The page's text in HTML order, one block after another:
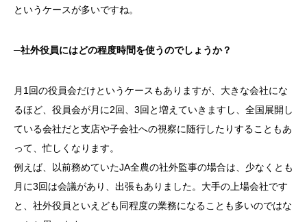
というケースが多いですね。
─社外役員にはどの程度時間を使うのでしょうか？
月 1 回の役員会だけというケースもありますが、大きな会社にな
るほど、役員会が月に2回、 3回と増えていきますし、全国展開し
ている会社だと支店や子会社への視察に随行したりすることもあ
って、忙しくなります。
例えば、以前務めていたJA全農の社外監事の場合は、少なくとも
月に3回は会議があり、出張もありました。大手の上場会社です
と、社外役員といえども同程度の業務になることも多いのではな